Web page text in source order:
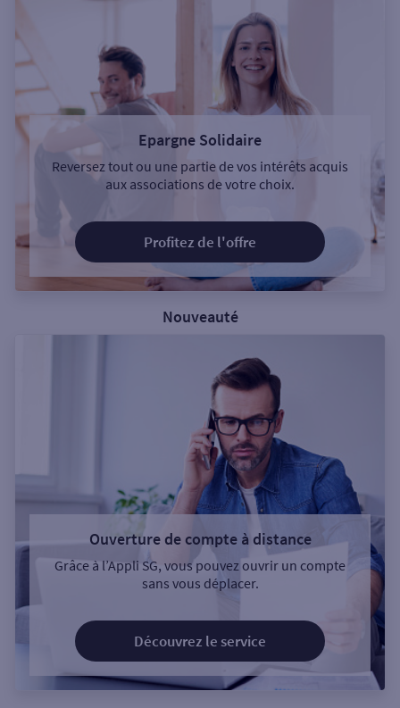
Epargne Solidaire
Reversez tout ou une partie de vos intérêts acquis
aux associations de votre choix.
Profitez de l'offre
Nouveauté
Ouverture de compte à distance
Grâce à l’Appli SG, vous pouvez ouvrir un compte
sans vous déplacer.
Découvrez le service